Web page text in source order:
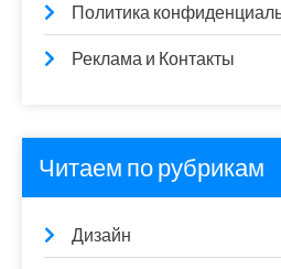
Политика
Реклама и Контакты
Читаем по рубрикам
Дизайн